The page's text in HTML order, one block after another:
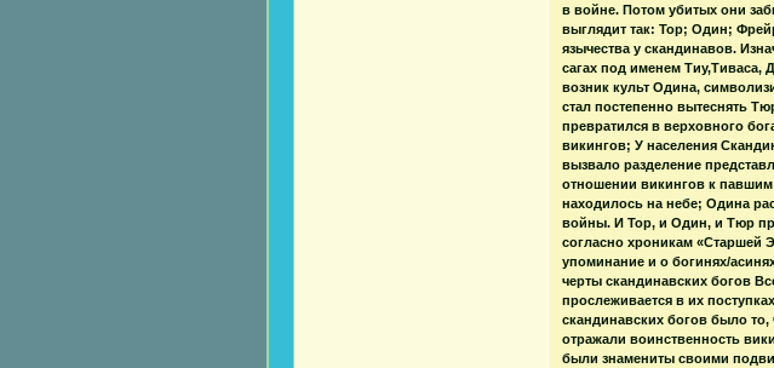
в войне. Потом убитых они
выглядит так: Тор; Один;
язычества у скандинавов.
сагах под именем Тиу,Тиваса,
возник культ Одина,
стал постепенно вытеснять
превратился в верховного
викингов; У населения
вызвало разделение
отношении викингов к
находилось на небе; Одина
войны. И Тор, и Один, и Тюр
согласно хроникам «Старшей
упоминание и о богинях/
черты скандинавских богов
прослеживается в их
скандинавских богов было
отражали воинственность
были знамениты своими